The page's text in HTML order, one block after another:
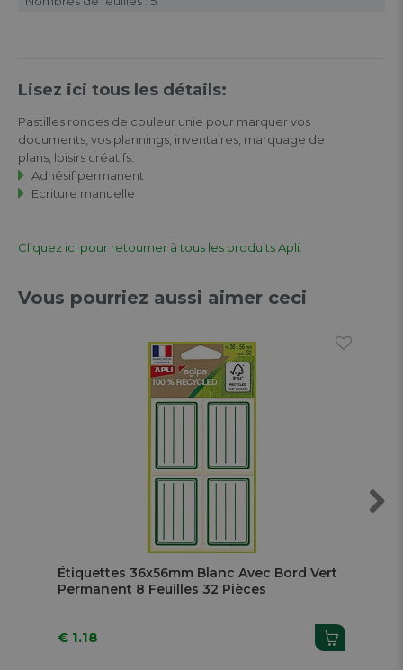
Lisez ici tous les détails:
Pastilles rondes de couleur unie pour marquer vos
documents, vos plannings, inventaires, marquage de
plans, loisirs créatifs.
Adhésif permanent
Ecriture manuelle
Cliquez ici pour retourner à tous les produits Apli.
Vous pourriez aussi aimer ceci
Étiquettes 36x56mm Blanc Avec Bord Vert
Permanent 8 Feuilles 32 Pièces
€ 1.18